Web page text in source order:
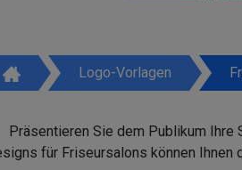
Logo-Vorlagen
Präsentieren Sie dem Publikum
für Friseursalons können Ihnen